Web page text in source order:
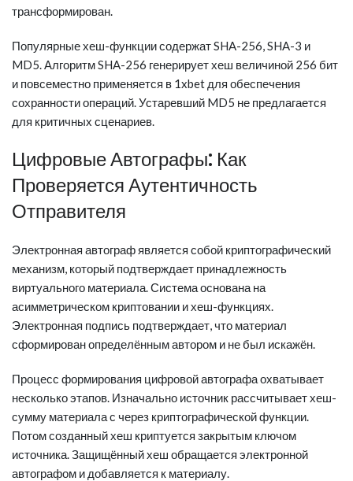
трансформирован.
Популярные хеш-функции содержат SHA-256, SHA-3 и
MD5. Алгоритм SHA-256 генерирует хеш величиной 256 бит
и повсеместно применяется в 1xbet для обеспечения
сохранности операций. Устаревший MD5 не предлагается
для критичных сценариев.
Цифровые Автографы: Как
Проверяется Аутентичность
Отправителя
Электронная автограф является собой криптографический
механизм, который подтверждает принадлежность
виртуального материала. Система основана на
асимметрическом криптовании и хеш-функциях.
Электронная подпись подтверждает, что материал
сформирован определённым автором и не был искажён.
Процесс формирования цифровой автографа охватывает
несколько этапов. Изначально источник рассчитывает хеш-
сумму материала с через криптографической функции.
Потом созданный хеш криптуется закрытым ключом
источника. Защищённый хеш обращается электронной
автографом и добавляется к материалу.